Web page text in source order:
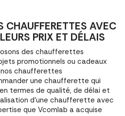
AVEC
PRIX ET DÉLAIS
des chaufferettes
promotionnels ou cadeaux
nos chaufferettes
une chaufferette qui
termes de qualité, de délai et
d'une chaufferette avec
que Vcomlab a acquise